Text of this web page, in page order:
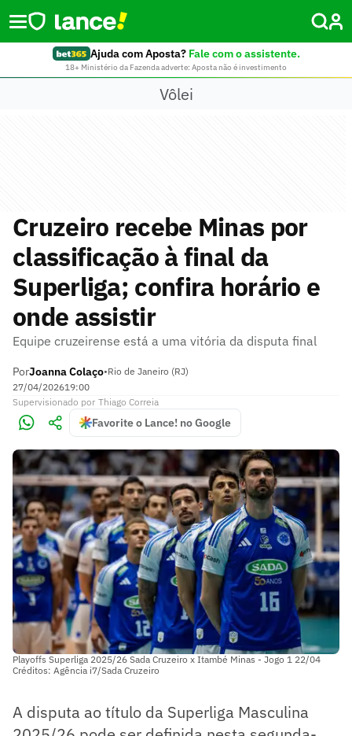
Ajuda com Aposta? Fale com o assistente.
18+ Ministério da Fazenda adverte: Aposta não é investimento
Vôlei
Cruzeiro recebe Minas por
classificação à final da
Superliga; confira horário e
onde assistir
Equipe cruzeirense está a uma vitória da disputa final
PorJoanna Colaço•Rio de Janeiro (RJ)
27/04/202619:00
Supervisionado por Thiago Correia
Favorite o Lance! no Google
Playoffs Superliga 2025/26 Sada Cruzeiro x Itambé Minas - Jogo 1 22/04
Créditos: Agência i7/Sada Cruzeiro
A disputa ao título da Superliga Masculina